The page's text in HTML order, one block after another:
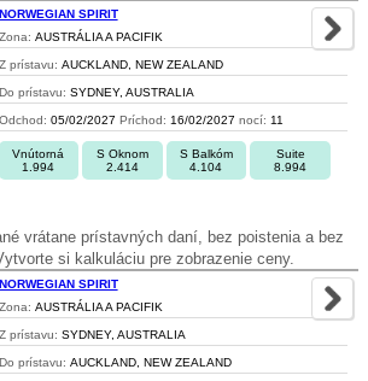
NORWEGIAN SPIRIT
Zona: AUSTRÁLIA A PACIFIK
Z prístavu: AUCKLAND, NEW ZEALAND
Do prístavu: SYDNEY, AUSTRALIA
Odchod: 05/02/2027 Príchod: 16/02/2027 nocí: 11
Vnútorná
1.994
S Oknom
2.414
S Balkóm
4.104
Suite
8.994
vrátane prístavných daní, bez poistenia a bez
si kalkuláciu pre zobrazenie ceny.
NORWEGIAN SPIRIT
Zona: AUSTRÁLIA A PACIFIK
Z prístavu: SYDNEY, AUSTRALIA
Do prístavu: AUCKLAND, NEW ZEALAND